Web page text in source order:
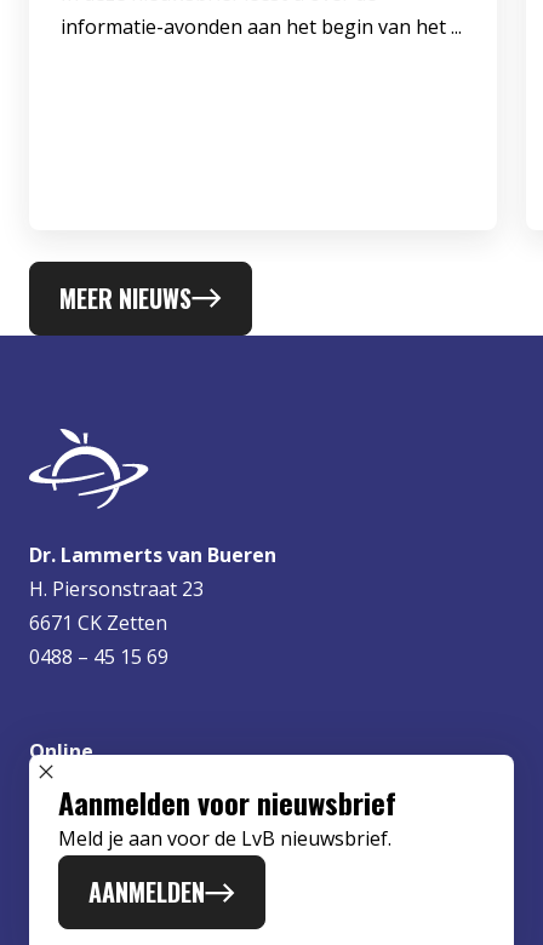
informatie-avonden aan het begin van het ...
MEER NIEUWS
Dr. Lammerts van Bueren
H. Piersonstraat 23
6671 CK Zetten
0488 – 45 15 69
Online
info@lvbueren.nl
SLUIT POPUP
Aanmelden voor nieuwsbrief
Meld je aan voor de LvB nieuwsbrief.
AANMELDEN